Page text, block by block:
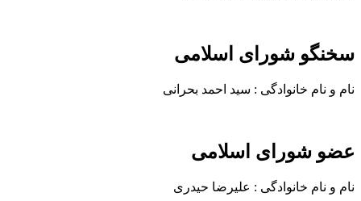
سخنگو شورای اسلامی
نام و نام خانوادگی : سید احمد بحرانی
عضو شورای اسلامی
نام و نام خانوادگی : علیرضا حیدری